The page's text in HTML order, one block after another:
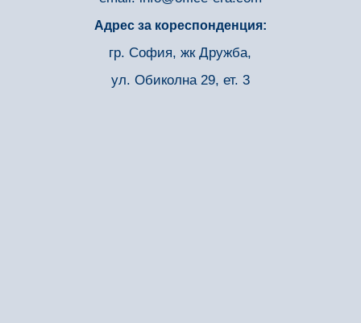
Адрес за кореспонденция:
гр. София, жк Дружба,
ул. Обиколна 29, ет. 3